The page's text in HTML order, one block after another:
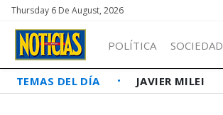
Thursday 6 De August, 2026
POLÍTICA SOCIEDAD
TEMAS DEL DÍA JAVIER MILEI